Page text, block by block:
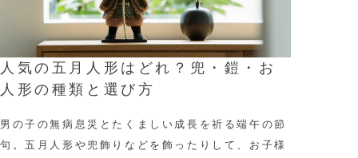
人気の五月人形はどれ？兜・鎧・お
人形の種類と選び方
男の子の無病息災とたくましい成長を祈る端午の節
句。五月人形や兜飾りなどを飾ったりして、お子様